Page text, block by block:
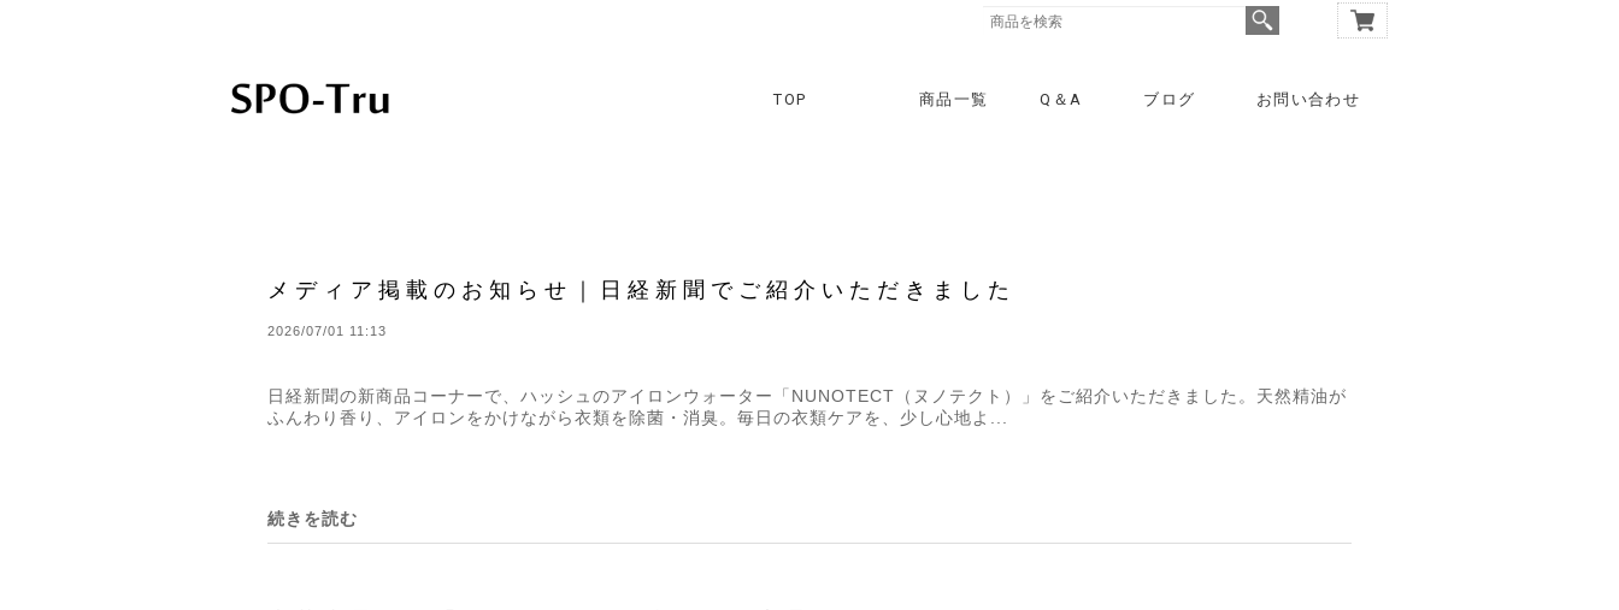
TOP 商品一覧 Q＆A ブログ お問い合わせ
メディア掲載のお知らせ｜日経新聞でご紹介いただきました
2026/07/01 11:13
日経新聞の新商品コーナーで、ハッシュのアイロンウォーター「NUNOTECT（ヌノテクト）」をご紹介いただきました。天然精油が
ふんわり香り、アイロンをかけながら衣類を除菌・消臭。毎日の衣類ケアを、少し心地よ...
続きを読む